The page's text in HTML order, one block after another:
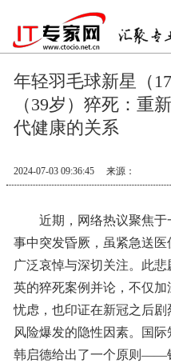
年轻羽毛球新星（
（39岁）猝死：重
代健康的关系
2024-07-03 09:36:45 来源：
近期，网络热议聚焦
事中突发昏厥，虽紧急送
广泛哀悼与深切关注。此
英的猝死案例并论，不仅
忧虑，也印证在新冠之后
风险爆发的隐性因素。国
韩启德给出了一个原则——